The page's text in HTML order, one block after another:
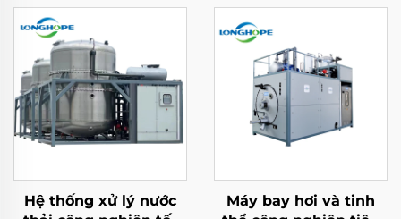
Hệ thống xử lý nước
Máy bay hơi và tinh